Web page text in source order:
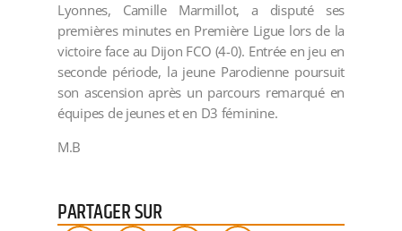
Lyonnes, Camille Marmillot, a disputé ses
premières minutes en Première Ligue lors de la
victoire face au Dijon FCO (4-0). Entrée en jeu en
seconde période, la jeune Parodienne poursuit
son ascension après un parcours remarqué en
équipes de jeunes et en D3 féminine.
M.B
PARTAGER SUR